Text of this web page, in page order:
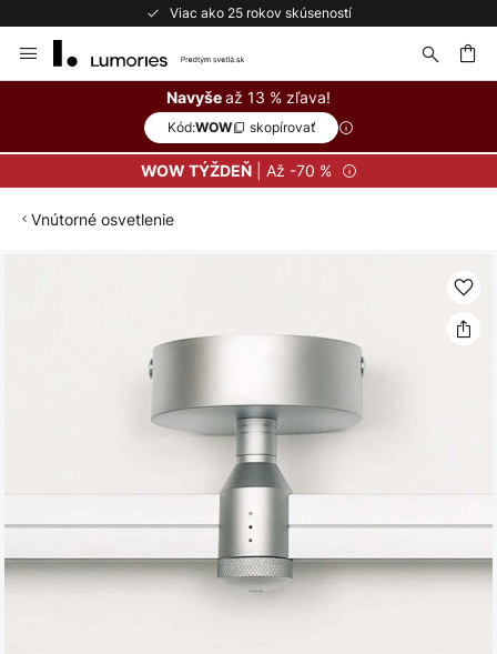
Viac ako 25 rokov skúseností
to
Navyšeaž 13 % zľava!
Kód:WOW skopírovať
WOW TÝŽDEŇ| Až -70 %
Vnútorné osvetlenie